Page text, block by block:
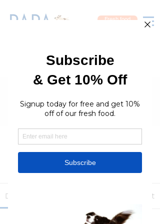
Fresh food
Groups
RaraPetcare Group
Public · 396 members
Join
Discussion About